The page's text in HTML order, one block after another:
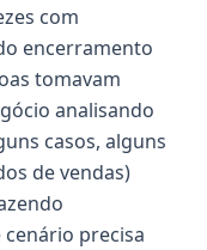
com
encerramento
tomavam
analisando
casos, alguns
de vendas)
precisa